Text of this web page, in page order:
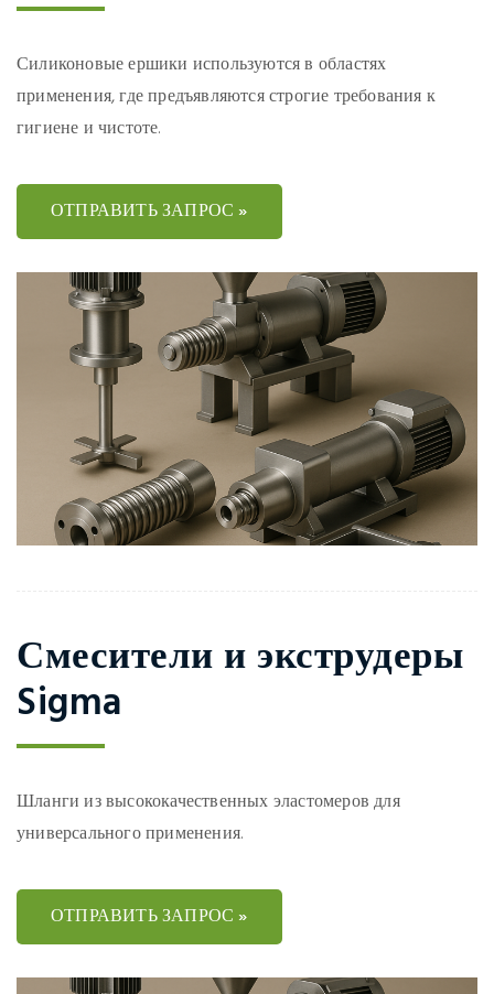
Силиконовые ершики используются в областях
применения, где предъявляются строгие требования к
гигиене и чистоте.
ОТПРАВИТЬ ЗАПРОС »
Смесители и экструдеры
Sigma
Шланги из высококачественных эластомеров для
универсального применения.
ОТПРАВИТЬ ЗАПРОС »